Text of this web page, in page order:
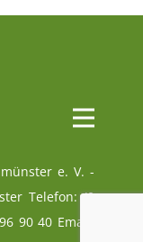
e. V. -
Telefon: (0
90 40 Email: